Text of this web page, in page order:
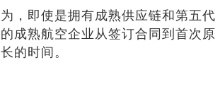
为，即使是拥有成熟供应链和第五代
成熟航空企业从签订合同到首次原
的时间。